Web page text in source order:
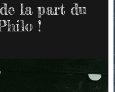
la part du
!